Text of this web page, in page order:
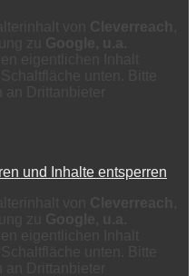
und Inhalte entsperren